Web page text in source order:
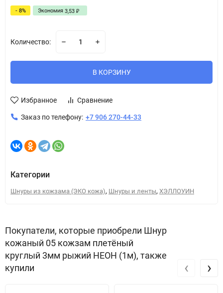
- 8% Экономия 3,53 ₽
Количество:
В КОРЗИНУ
Избранное Сравнение
Заказ по телефону: +7 906 270-44-33
Категории
Шнуры из кожзама (ЭКО кожа), Шнуры и ленты, ХЭЛЛОУИН
Покупатели, которые приобрели Шнур
кожаный 05 кожзам плетёный
круглый 3мм рыжий НЕОН (1м), также
купили
‹ ›